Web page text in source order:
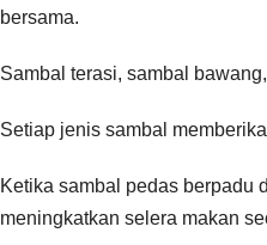
bersama.
Sambal terasi, sambal
Setiap jenis sambal
Ketika sambal pedas berpadu
meningkatkan selera makan